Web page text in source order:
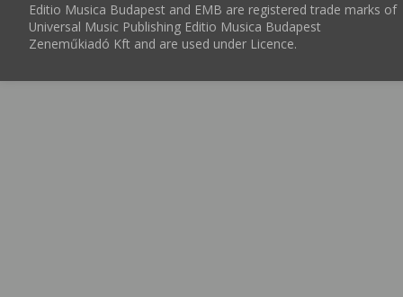
Editio Musica Budapest and EMB are registered trade marks of
Universal Music Publishing Editio Musica Budapest
Zeneműkiadó Kft and are used under Licence.